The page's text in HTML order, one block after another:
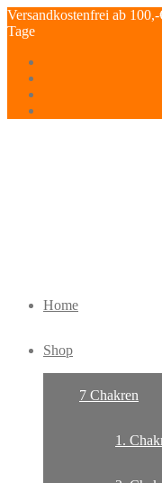
Versandkostenfrei ab
Tage
Home
Shop
7 Chakren
1.